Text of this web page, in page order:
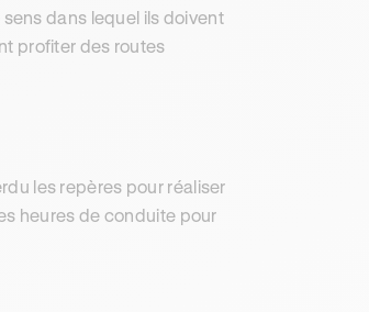
dans lequel ils doivent
profiter des routes
les repères pour réaliser
heures de conduite pour